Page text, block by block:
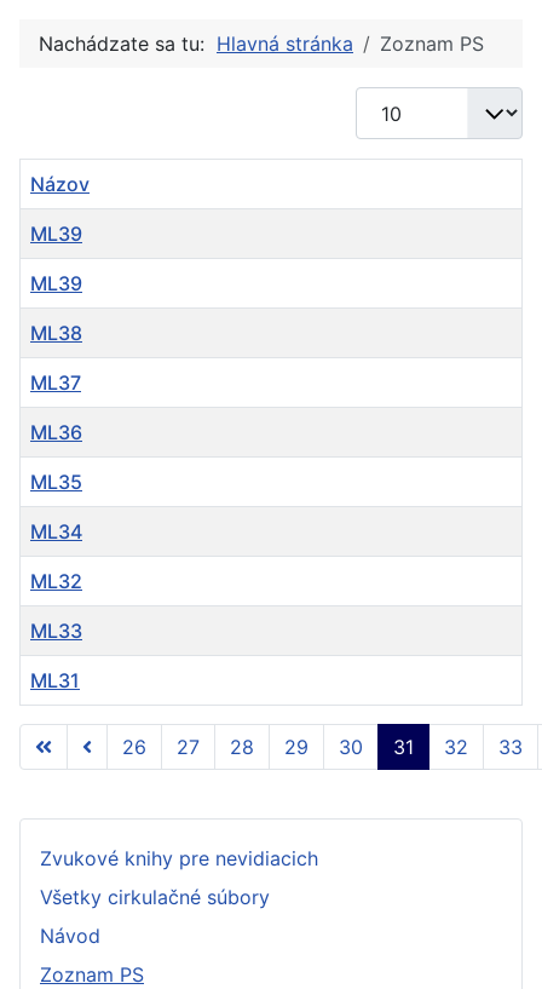
Nachádzate sa tu: Hlavná stránka Zoznam PS
Zobrazené položky
Články
Názov
ML39
ML39
ML38
ML37
ML36
ML35
ML34
ML32
ML33
ML31
Strana 31 z 57
26 27 28 29 30 31 32 33
Zvukové knihy pre nevidiacich
Všetky cirkulačné súbory
Návod
Zoznam PS